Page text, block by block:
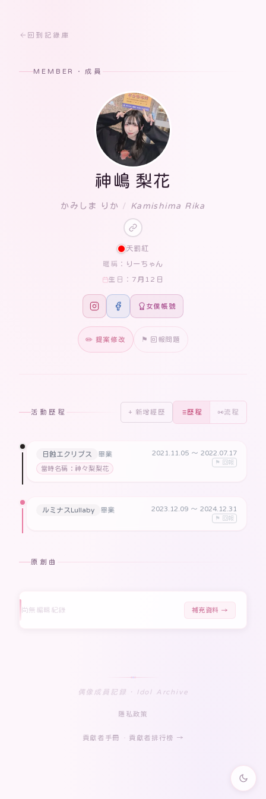
回到記錄庫
MEMBER · 成員
神嶋 梨花
かみしま りか / Kamishima Rika
天罰紅
暱稱： りーちゃん
生日： 7月12日
女僕帳號
✏️ 提案修改 ⚑ 回報問題
活動歷程 + 新增經歷 歷程 流程
日蝕エクリプス
畢業
當時名稱：神々梨梨花
2021.11.05 〜 2022.07.17
⚑ 回報
ルミナスLullaby 畢業 2023.12.09 〜 2024.12.31
⚑ 回報
原創曲
尚無編輯紀錄 補充資料 →
偶像成員記録 · Idol Archive
隱私政策
貢獻者手冊 貢獻者排行榜 →